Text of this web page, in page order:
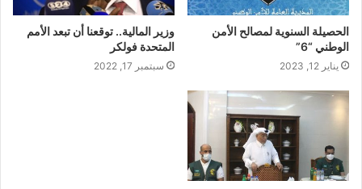
الحصيلة السنوية لمصالح الأمن
الوطني “6”
يناير 12, 2023
وزير المالية.. توقعنا أن تبعد الأمم
المتحدة فولكر
سبتمبر 17, 2022